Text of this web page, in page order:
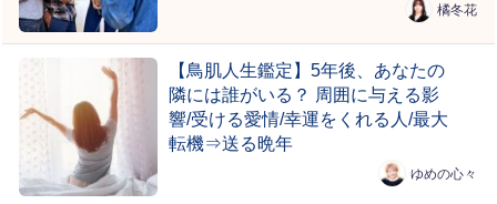
橘冬花
【鳥肌人生鑑定】5年後、あなたの
隣には誰がいる？ 周囲に与える影
響/受ける愛情/幸運をくれる人/最大
転機⇒送る晩年
ゆめの心々